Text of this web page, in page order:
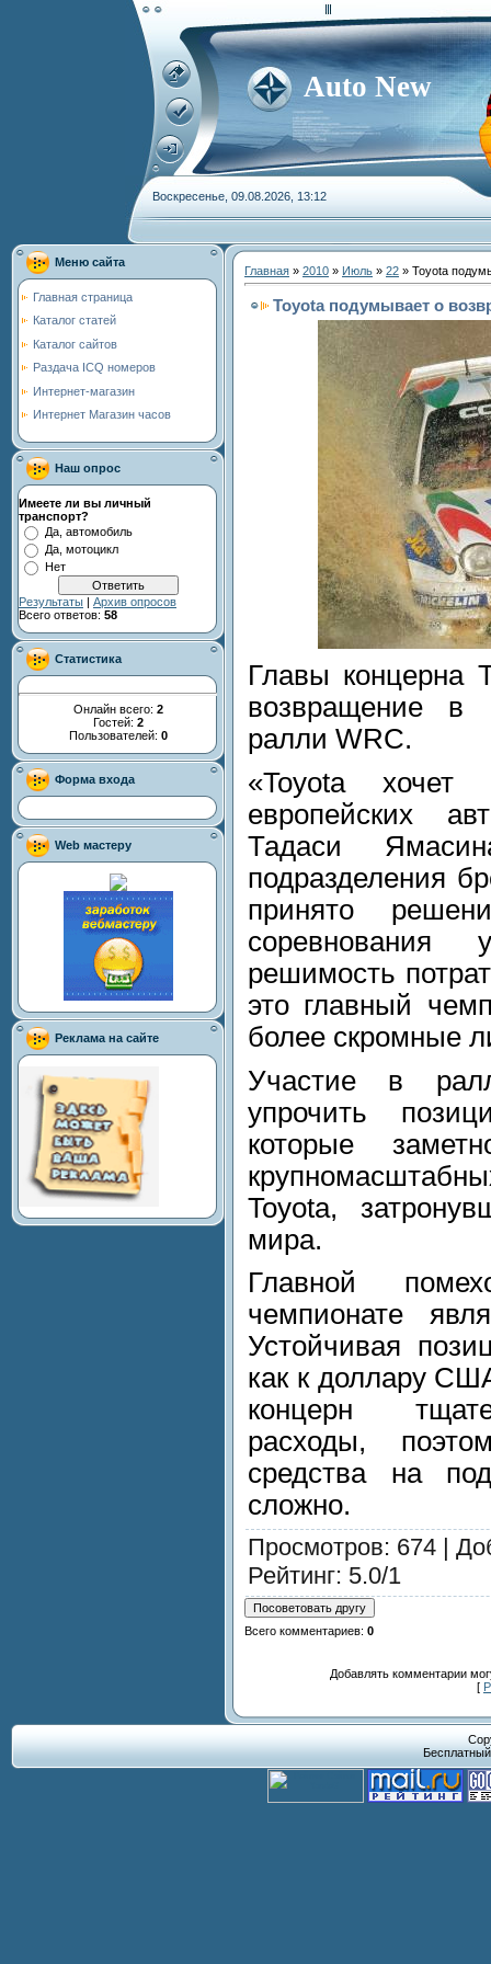
Auto New
Воскресенье, 09.08.2026, 13:12
Меню сайта
Главная страница
Каталог статей
Каталог сайтов
Раздача ICQ номеров
Интернет-магазин
Интернет Магазин часов
Наш опрос
Имеете ли вы личный
транспорт?
Да, автомобиль
Да, мотоцикл
Нет
Результаты | Архив опросов
Всего ответов: 58
Статистика
Онлайн всего: 2
Гостей: 2
Пользователей: 0
Форма входа
Web мастеру
Реклама на сайте
Главная » 2010 » Июль » 22 » Toyota
Toyota подумывает о
Главы концерна
возвращение в
ралли WRC.
«Toyota хочет
европейских
Тадаси
подразделения
принято
соревнования
решимость
это главный
более скромные
Участие в
упрочить
которые
Toyota,
мира.
Главной
чемпионате
Устойчивая
как к доллару
концерн
расходы,
средства на
сложно.
Просмотров: 674 |
Рейтинг: 5.0/1
Всего комментариев: 0
Добавлять комментарии
[